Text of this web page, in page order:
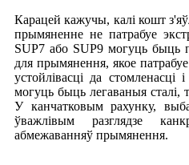
Карацей кажучы, калі кошт
прымяненне не патрабуе
SUP7 або SUP9 могуць
для прымянення, якое
устойлівасці да стомленасці
могуць быць легаваныя сталі,
У канчатковым рахунку,
ўважлівым разглядзе
абмежаванняў прымянення.